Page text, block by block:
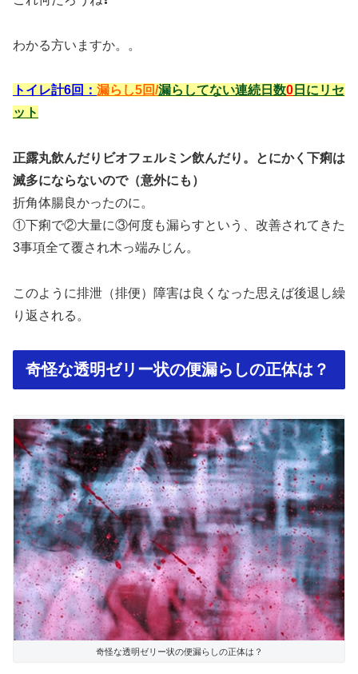
わかる方いますか。。
トイレ計6回： 漏らし5回/漏らしてない連続日数0 日にリセ
ット
正露丸飲んだりビオフェルミン飲んだり。とにかく下痢は
滅多にならないので（意外にも）
折角体腸良かったのに。
①下痢で②大量に③何度も漏らすという、改善されてきた
3事項全て覆され木っ端みじん。
このように排泄（排便）障害は良くなった思えば後退し繰
り返される。
奇怪な透明ゼリー状の便漏らしの正体は？
奇怪な透明ゼリー状の便漏らしの正体は？